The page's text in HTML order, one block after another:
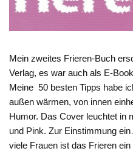
Mein zweites Frieren-Buch
Verlag, es war auch als E-
Meine 50 besten Tipps habe
außen wärmen, von innen
Humor. Das Cover leuchtet in
und Pink. Zur Einstimmung
viele Frauen ist das Frieren